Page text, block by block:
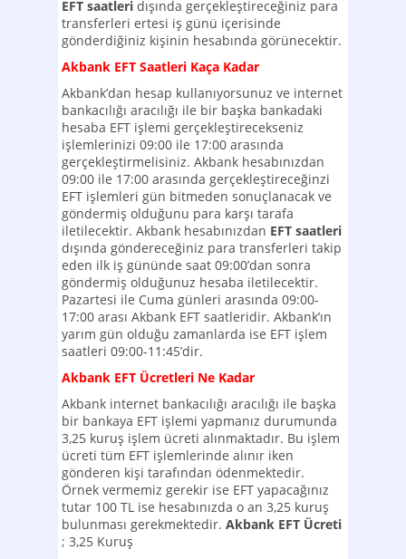
EFT saatleri dışında gerçekleştireceğiniz para
transferleri ertesi iş günü içerisinde
gönderdiğiniz kişinin hesabında görünecektir.
Akbank EFT Saatleri Kaça Kadar
Akbank’dan hesap kullanıyorsunuz ve internet
bankacılığı aracılığı ile bir başka bankadaki
hesaba EFT işlemi gerçekleştirecekseniz
işlemlerinizi 09:00 ile 17:00 arasında
gerçekleştirmelisiniz. Akbank hesabınızdan
09:00 ile 17:00 arasında gerçekleştireceğinzi
EFT işlemleri gün bitmeden sonuçlanacak ve
göndermiş olduğunu para karşı tarafa
iletilecektir. Akbank hesabınızdan EFT saatleri
dışında göndereceğiniz para transferleri takip
eden ilk iş gününde saat 09:00’dan sonra
göndermiş olduğunuz hesaba iletilecektir.
Pazartesi ile Cuma günleri arasında 09:00-
17:00 arası Akbank EFT saatleridir. Akbank’ın
yarım gün olduğu zamanlarda ise EFT işlem
saatleri 09:00-11:45’dir.
Akbank EFT Ücretleri Ne Kadar
Akbank internet bankacılığı aracılığı ile başka
bir bankaya EFT işlemi yapmanız durumunda
3,25 kuruş işlem ücreti alınmaktadır. Bu işlem
ücreti tüm EFT işlemlerinde alınır iken
gönderen kişi tarafından ödenmektedir.
Örnek vermemiz gerekir ise EFT yapacağınız
tutar 100 TL ise hesabınızda o an 3,25 kuruş
bulunması gerekmektedir. Akbank EFT Ücreti
; 3,25 Kuruş